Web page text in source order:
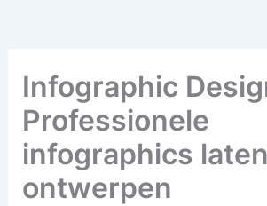
Infographic
Professionele
infographics laten
ontwerpen